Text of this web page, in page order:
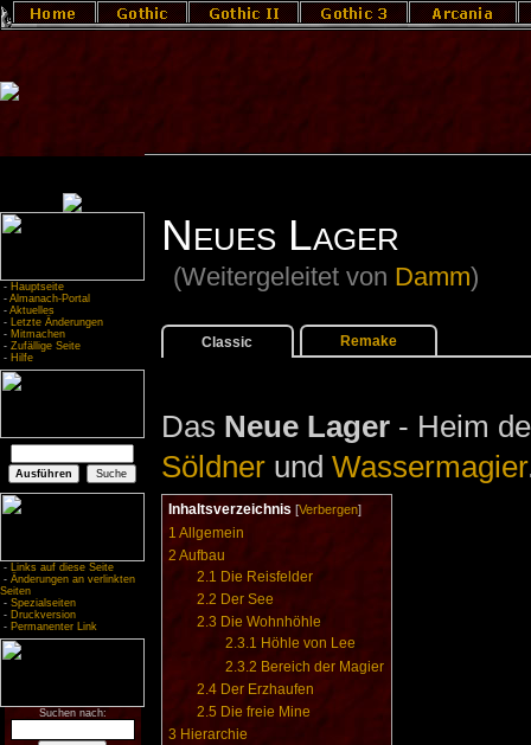
- Hauptseite
- Almanach-Portal
- Aktuelles
- Letzte Änderungen
- Mitmachen
- Zufällige Seite
- Hilfe
- Links auf diese Seite
- Änderungen an verlinkten
Seiten
- Spezialseiten
- Druckversion
- Permanenter Link
Suchen nach:
Neues Lager
(Weitergeleitet von Damm)
Classic Remake
Das Neue Lager- Heim
Söldnerund Wassermagier
Inhaltsverzeichnis [Verbergen]
1 Allgemein
2 Aufbau
2.1 Die Reisfelder
2.2 Der See
2.3 Die Wohnhöhle
2.3.1 Höhle von Lee
2.3.2 Bereich der Magier
2.4 Der Erzhaufen
2.5 Die freie Mine
3 Hierarchie